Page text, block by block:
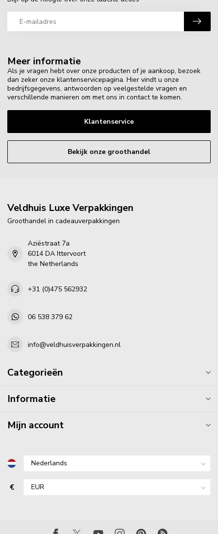
Meer informatie
Als je vragen hebt over onze producten of je aankoop, bezoek
dan zeker onze klantenservicepagina. Hier vindt u onze
bedrijfsgegevens, antwoorden op veelgestelde vragen en
verschillende manieren om met ons in contact te komen.
Klantenservice
Bekijk onze groothandel
Veldhuis Luxe Verpakkingen
Groothandel in cadeauverpakkingen
Aziëstraat 7a
6014 DA Ittervoort
the Netherlands
+31 (0)475 562932
06 538 379 62
info@veldhuisverpakkingen.nl
Categorieën
Informatie
Mijn account
€